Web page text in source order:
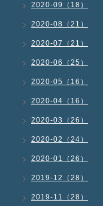
2020-09（18）
2020-08（21）
2020-07（21）
2020-06（25）
2020-05（16）
2020-04（16）
2020-03（26）
2020-02（24）
2020-01（26）
2019-12（28）
2019-11（28）